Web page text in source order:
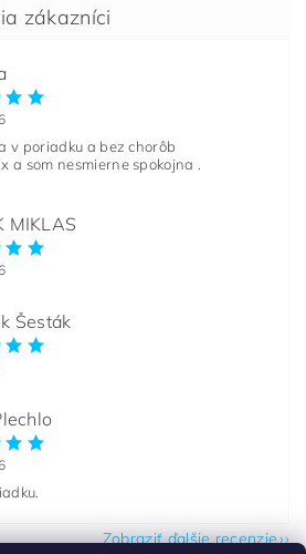
v poriadku a bez chorôb
a som nesmierne spokojna .
MIKLAS
Šesták
Zobraziť ďalšie recenzie